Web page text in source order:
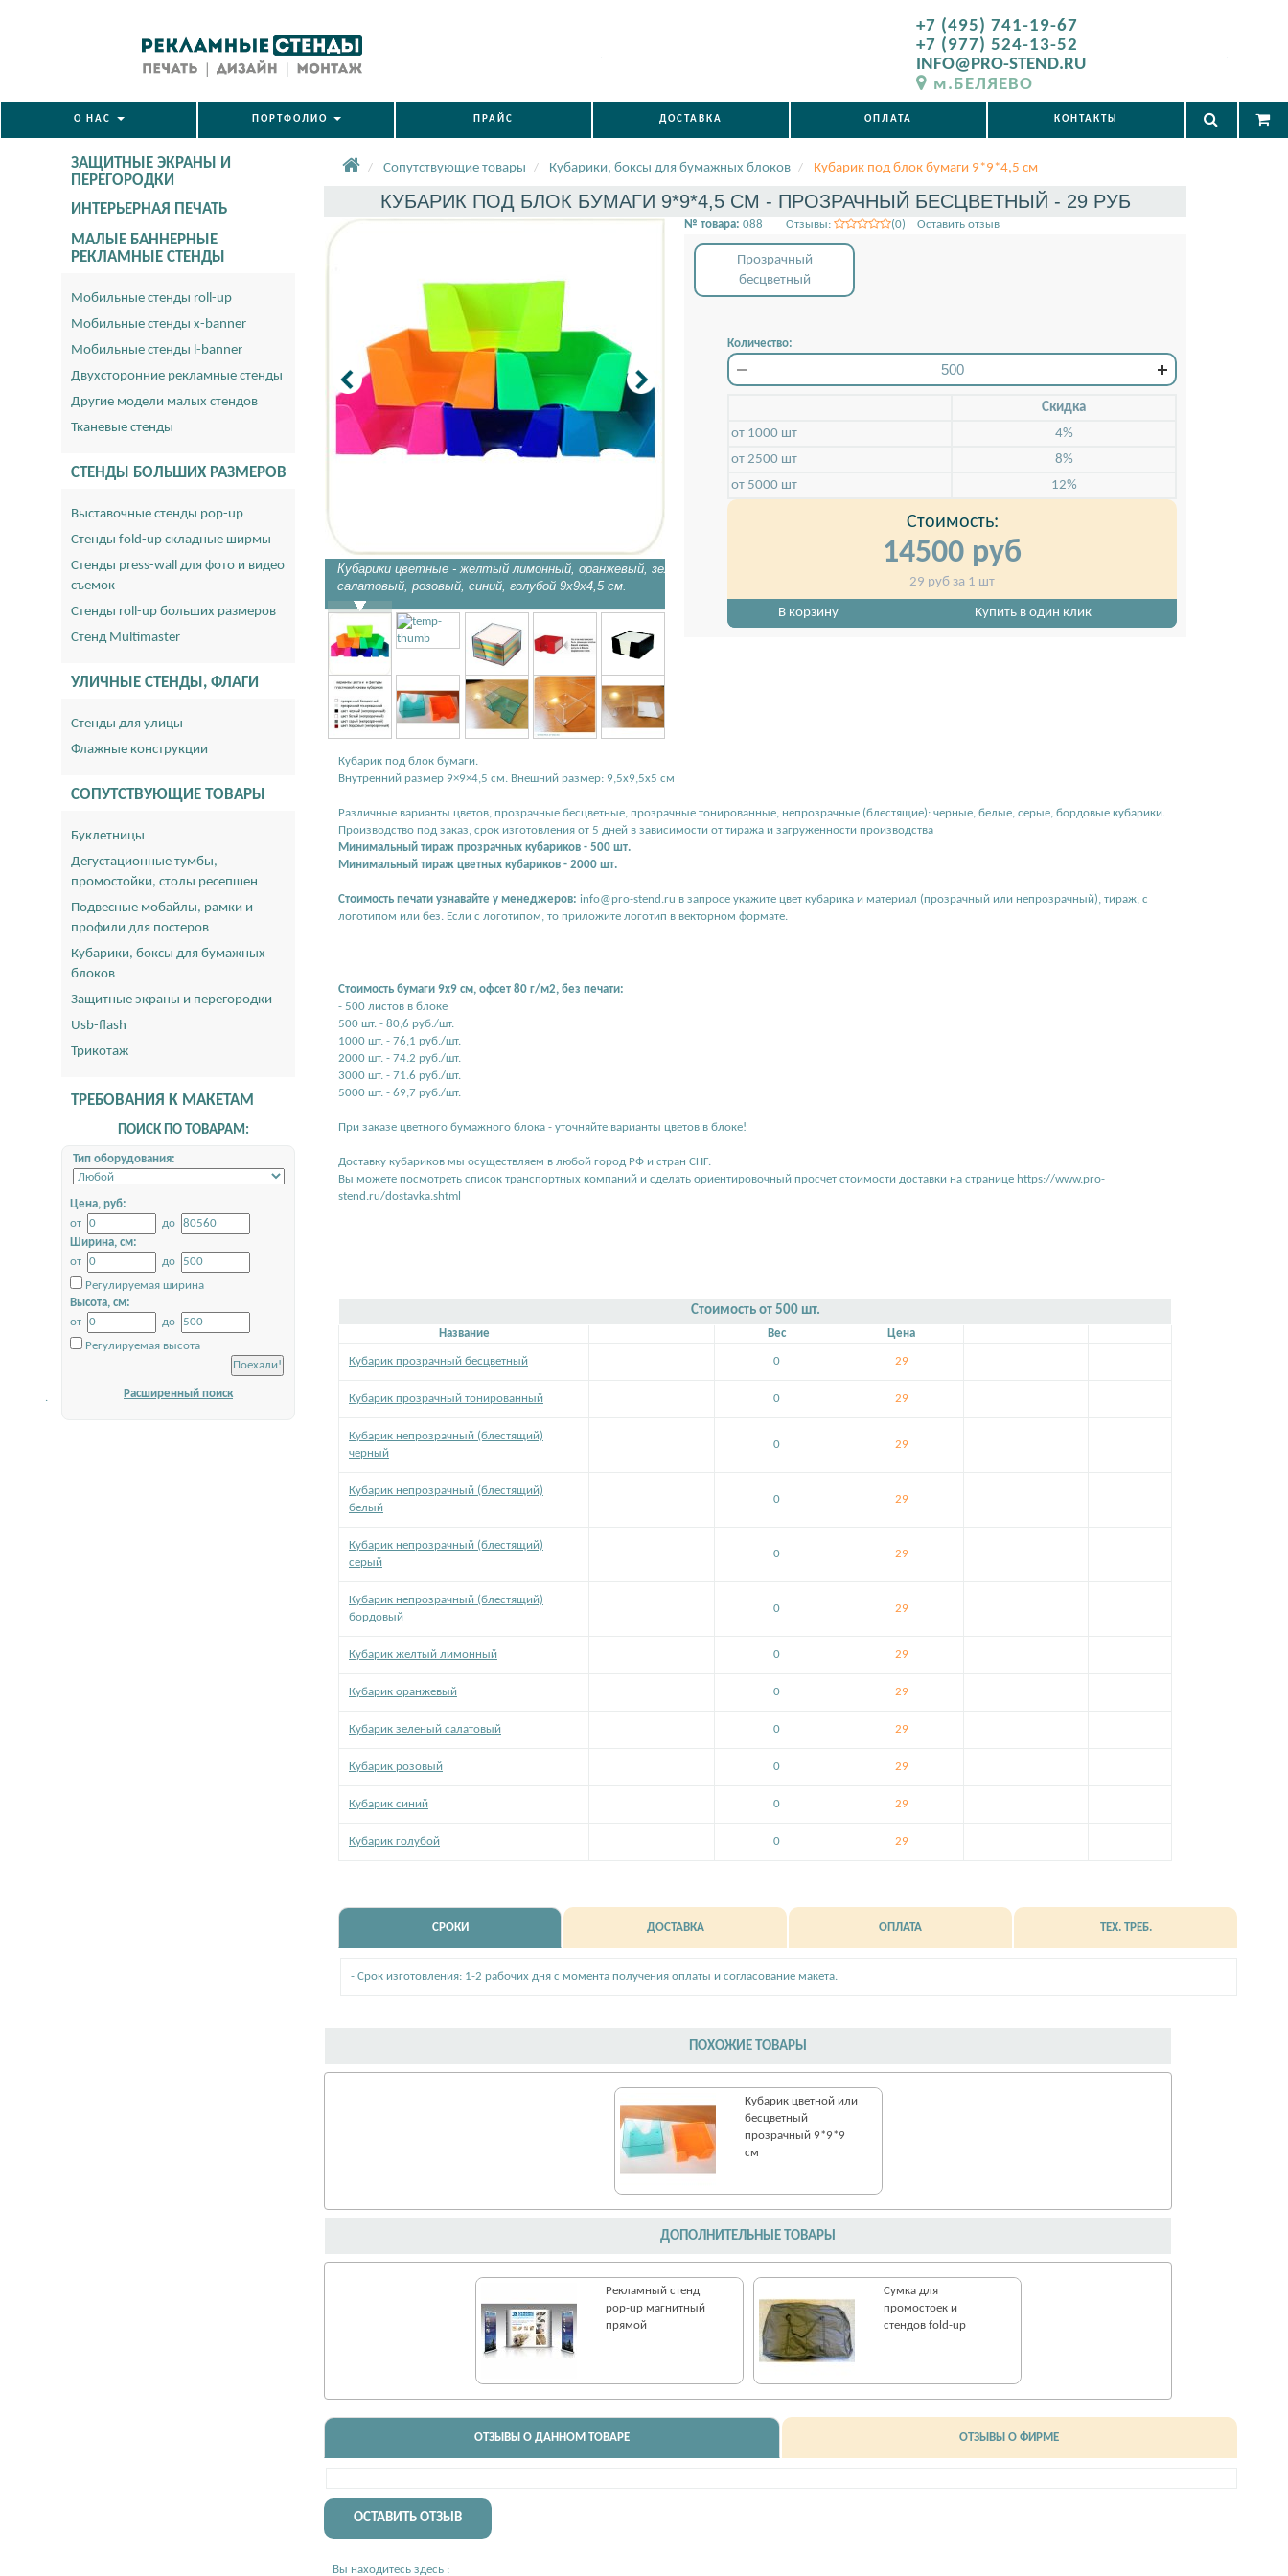
. .
+7 (495) 741-19-67
+7 (977) 524-13-52
INFO@PRO-STEND.RU
м.БЕЛЯЕВО
.
О НАС ПОРТФОЛИО ПРАЙС ДОСТАВКА ОПЛАТА КОНТАКТЫ
.
ЗАЩИТНЫЕ ЭКРАНЫ И
ПЕРЕГОРОДКИ
ИНТЕРЬЕРНАЯ ПЕЧАТЬ
МАЛЫЕ БАННЕРНЫЕ
РЕКЛАМНЫЕ СТЕНДЫ
Мобильные стенды roll-up
Мобильные стенды x-banner
Мобильные стенды l-banner
Двухсторонние рекламные стенды
Другие модели малых стендов
Тканевые стенды
СТЕНДЫ БОЛЬШИХ РАЗМЕРОВ
Выставочные стенды pop-up
Стенды fold-up складные ширмы
Стенды press-wall для фото и видео
съемок
Стенды roll-up больших размеров
Стенд Multimaster
УЛИЧНЫЕ СТЕНДЫ, ФЛАГИ
Стенды для улицы
Флажные конструкции
СОПУТСТВУЮЩИЕ ТОВАРЫ
Буклетницы
Дегустационные тумбы,
промостойки, столы ресепшен
Подвесные мобайлы, рамки и
профили для постеров
Кубарики, боксы для бумажных
блоков
Защитные экраны и перегородки
Usb-flash
Трикотаж
ТРЕБОВАНИЯ К МАКЕТАМ
ПОИСК ПО ТОВАРАМ:
Тип оборудования:
Цена, руб:
от
до
Ширина, см:
от
до
Регулируемая ширина
Высота, см:
от
до
Регулируемая высота
Расширенный поиск
Сопутствующие товары Кубарики, боксы для бумажных блоков Кубарик под блок бумаги 9*9*4,5 см
КУБАРИК ПОД БЛОК БУМАГИ 9*9*4,5 СМ - ПРОЗРАЧНЫЙ БЕСЦВЕТНЫЙ - 29 РУБ
Кубарики цветные - желтый лимонный, оранжевый, зеленый
салатовый, розовый, синий, голубой 9х9х4,5 см.
Практический результат
нашей работы
Кубарик прозрачный тонированный, 9*9*4,5 см. с
бумажным цветным блоком
№ товара: 088 Отзывы: (0) Оставить отзыв
Прозрачный
бесцветный
Количество:
Скидкa
от 1000 шт
4%
от 2500 шт
8%
от 5000 шт
12%
Стоимость:
14500 руб
29 руб за 1 шт
В корзину Купить в один клик
Кубарик под блок бумаги.
Внутренний размер 9×9×4,5 см. Внешний размер: 9,5х9,5х5 см
Различные варианты цветов, прозрачные бесцветные, прозрачные тонированные, непрозрачные (блестящие): черные, белые, серые, бордовые кубарики.
Производство под заказ, срок изготовления от 5 дней в зависимости от тиража и загруженности производства
Минимальный тираж прозрачных кубариков - 500 шт.
Минимальный тираж цветных кубариков - 2000 шт.
Стоимость печати узнавайте у менеджеров: info@pro-stend.ru в запросе укажите цвет кубарика и материал (прозрачный или непрозрачный), тираж, с
логотипом или без. Если с логотипом, то приложите логотип в векторном формате.
Стоимость бумаги 9х9 см, офсет 80 г/м2, без печати:
- 500 листов в блоке
500 шт. - 80,6 руб./шт.
1000 шт. - 76,1 руб./шт.
2000 шт. - 74.2 руб./шт.
3000 шт. - 71.6 руб./шт.
5000 шт. - 69,7 руб./шт.
При заказе цветного бумажного блока - уточняйте варианты цветов в блоке!
Доставку кубариков мы осуществляем в любой город РФ и стран СНГ.
Вы можете посмотреть список транспортных компаний и сделать ориентировочный просчет стоимости доставки на странице https://www.pro-
stend.ru/dostavka.shtml
Стоимость от 500 шт.
Название Вес Цена
Кубарик прозрачный бесцветный 0 29
Кубарик прозрачный тонированный 0 29
Кубарик непрозрачный (блестящий)
черный
0 29
Кубарик непрозрачный (блестящий)
белый
0 29
Кубарик непрозрачный (блестящий)
серый
0 29
Кубарик непрозрачный (блестящий)
бордовый
0 29
Кубарик желтый лимонный 0 29
Кубарик оранжевый 0 29
Кубарик зеленый салатовый 0 29
Кубарик розовый 0 29
Кубарик синий 0 29
Кубарик голубой 0 29
СРОКИ ДОСТАВКА ОПЛАТА ТЕХ. ТРЕБ.
- Срок изготовления: 1-2 рабочих дня с момента получения оплаты и согласование макета.
ПОХОЖИЕ ТОВАРЫ
Кубарик цветной или
бесцветный
прозрачный 9*9*9
см
ДОПОЛНИТЕЛЬНЫЕ ТОВАРЫ
Рекламный стенд
pop-up магнитный
прямой
Сумка для
промостоек и
стендов fold-up
ОТЗЫВЫ О ДАННОМ ТОВАРЕ ОТЗЫВЫ О ФИРМЕ
ОСТАВИТЬ ОТЗЫВ
Вы находитесь здесь :